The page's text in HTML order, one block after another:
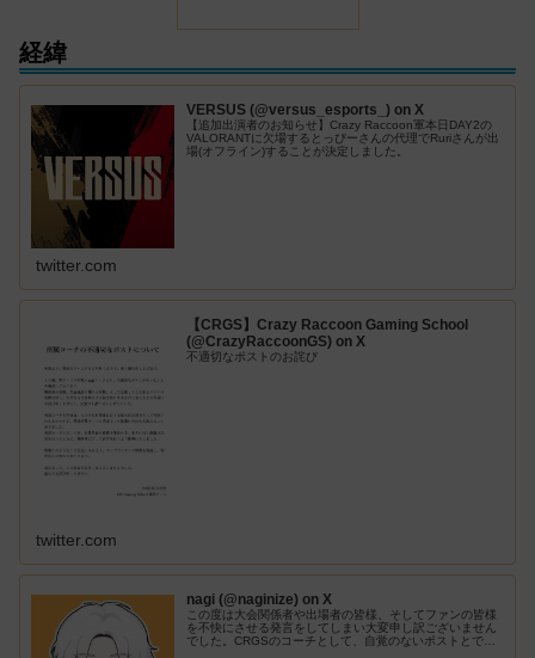
経緯
VERSUS (@versus_esports_) on X
【追加出演者のお知らせ】Crazy Raccoon軍本日DAY2の
VALORANTに欠場するとっぴーさんの代理でRuriさんが出
場(オフライン)することが決定しました。
twitter.com
【CRGS】Crazy Raccoon Gaming School
(@CrazyRaccoonGS) on X
不適切なポストのお詫び
twitter.com
nagi (@naginize) on X
この度は大会関係者や出場者の皆様、そしてファンの皆様
を不快にさせる発言をしてしまい大変申し訳ございません
でした。CRGSのコーチとして、自覚のないポストとであ